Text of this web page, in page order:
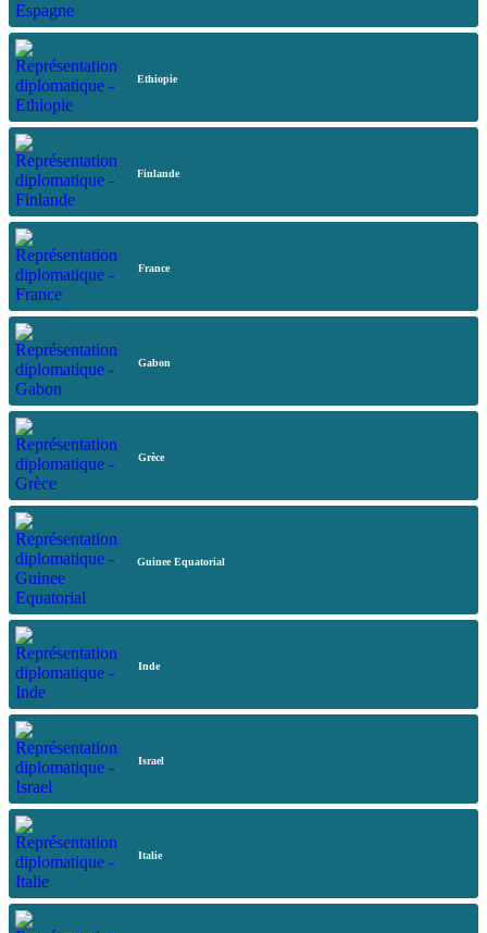
Ethiopie
Finlande
France
Gabon
Grèce
Guinee Equatorial
Inde
Israel
Italie